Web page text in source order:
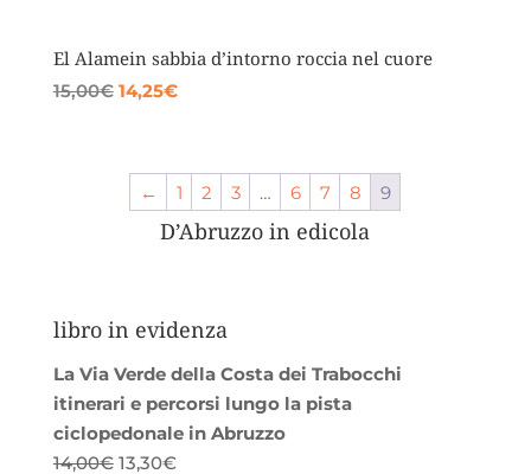
era:
12,00€.
è:
11,40€.
El Alamein sabbia d’intorno roccia nel cuore
15,00€ Il
era:
15,00€.
14,25€Il
è:
14,25€.
← 1 2 3 … 6 7 8 9
D’Abruzzo in edicola
libro in evidenza
La Via Verde della Costa dei Trabocchi
itinerari e percorsi lungo la pista
ciclopedonale in Abruzzo
14,00€ Il
13,30€Il